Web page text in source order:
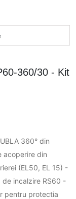
360/30 - Kit
360° din
acoperire din
(EL50, EL 15) -
incalzire RS60 -
pentru protectia